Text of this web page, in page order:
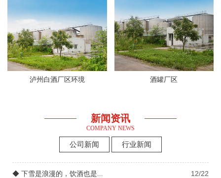
泸州白酒厂区环境 酒罐厂区
新闻资讯
COMPANY NEWS
公司新闻 行业新闻
◆ 下雪是浪漫的，饮酒也是... 12/22